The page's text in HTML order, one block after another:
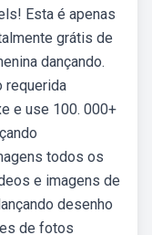
Esta é apenas
grátis de
dançando.
requerida
e use 100. 000+
todos os
e imagens de
desenho
de fotos